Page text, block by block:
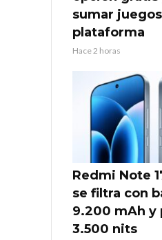
sumar
plataforma
Hace 2 horas
Redmi Note
se filtra con
9.200 mAh y
3.500 nits